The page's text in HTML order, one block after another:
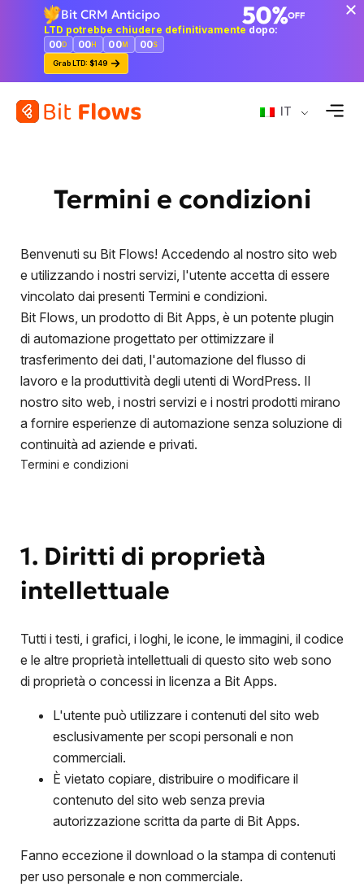
Bit CRM Anticipo
LTD potrebbe chiudere definitivamente dopo:
00D 00H 00M 00S
Grab LTD: $149
IT
Termini e condizioni
Benvenuti su Bit Flows! Accedendo al nostro sito web
e utilizzando i nostri servizi, l'utente accetta di essere
vincolato dai presenti Termini e condizioni.
Bit Flows, un prodotto di Bit Apps, è un potente plugin
di automazione progettato per ottimizzare il
trasferimento dei dati, l'automazione del flusso di
lavoro e la produttività degli utenti di WordPress. Il
nostro sito web, i nostri servizi e i nostri prodotti mirano
a fornire esperienze di automazione senza soluzione di
continuità ad aziende e privati.
1. Diritti di proprietà
intellettuale
Tutti i testi, i grafici, i loghi, le icone, le immagini, il codice
e le altre proprietà intellettuali di questo sito web sono
di proprietà o concessi in licenza a Bit Apps.
L'utente può utilizzare i contenuti del sito web
esclusivamente per scopi personali e non
commerciali.
È vietato copiare, distribuire o modificare il
contenuto del sito web senza previa
autorizzazione scritta da parte di Bit Apps.
Fanno eccezione il download o la stampa di contenuti
per uso personale e non commerciale.